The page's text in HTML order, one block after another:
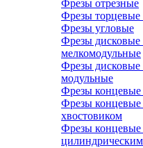
Фрезы отрезные
Фрезы торцевые
Фрезы угловые
Фрезы дисковые
мелкомодульные
Фрезы дисковые
модульные
Фрезы концевые
Фрезы концевые
хвостовиком
Фрезы концевые